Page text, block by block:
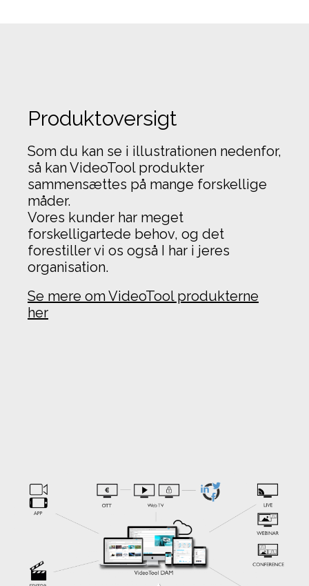
Produktoversigt
Som du kan se i illustrationen nedenfor,
så kan VideoTool produkter
sammensættes på mange forskellige
måder.
Vores kunder har meget
forskelligartede behov, og det
forestiller vi os også I har i jeres
organisation.
Se mere om VideoTool produkterne
her